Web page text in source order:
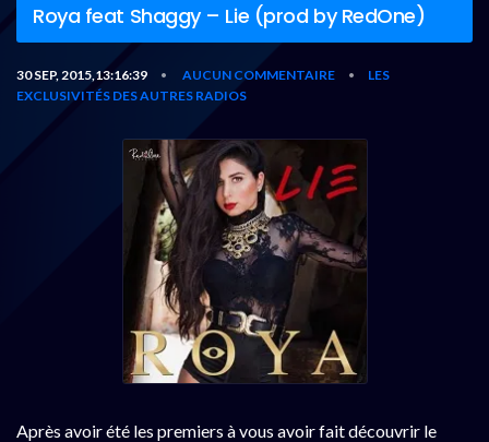
Roya feat Shaggy – Lie (prod by RedOne)
30 SEP, 2015,13:16:39 • AUCUN COMMENTAIRE •
LES
EXCLUSIVITÉS DES AUTRES RADIOS
Après avoir été les premiers à vous avoir fait découvrir le